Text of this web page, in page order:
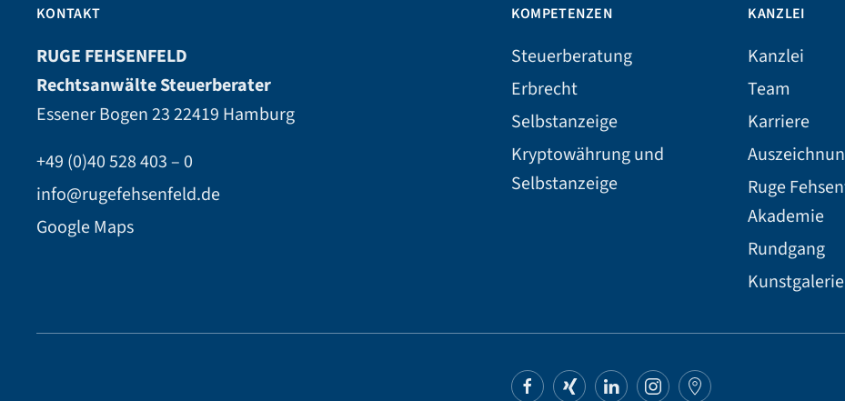
KONTAKT
RUGE FEHSENFELD
Rechtsanwälte Steuerberater
Essener Bogen 2322419 Hamburg
+49 (0)40 528 403 – 0
info@rugefehsenfeld.de
Google Maps
KOMPETENZEN
Steuerberatung
Erbrecht
Selbstanzeige
Kryptowährung und
Selbstanzeige
KANZLEI
Kanzlei
Team
Karriere
Ruge
Akademie
Rundgang
Kunstgalerie